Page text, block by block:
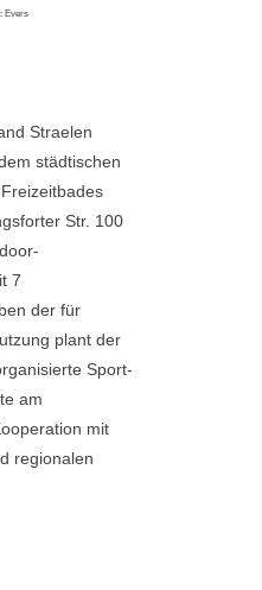
Evers
Straelen
städtischen
Str. 100
7
der für
plant der
Sport-
am
mit
regionalen